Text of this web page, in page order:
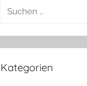
Suchen
Kategorien